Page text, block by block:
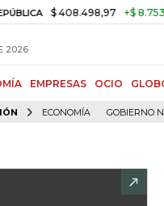
$ 408.498,97 +$ 8.753,81
2026
EMPRESAS OCIO
ECONOMÍA GOBIERNO